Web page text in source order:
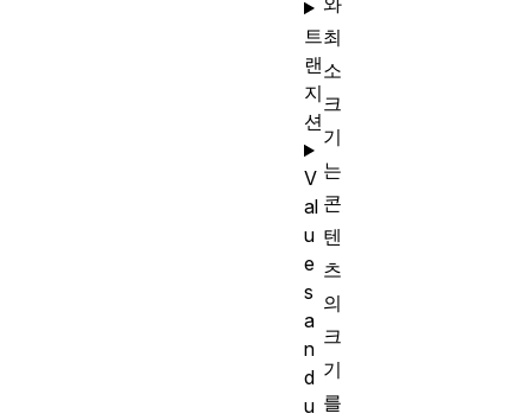
최
소
크
기
는
콘
텐
츠
의
크
기
를
트
랜
지
션
V
al
u
e
s
a
n
d
u